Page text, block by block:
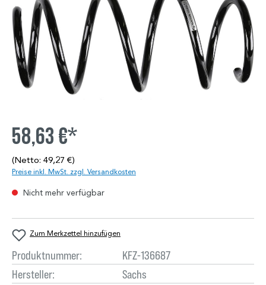
58,63 €*
(Netto: 49,27 €)
Preise inkl. MwSt. zzgl. Versandkosten
Nicht mehr verfügbar
Zum Merkzettel hinzufügen
Produktnummer:
KFZ-136687
Hersteller:
Sachs